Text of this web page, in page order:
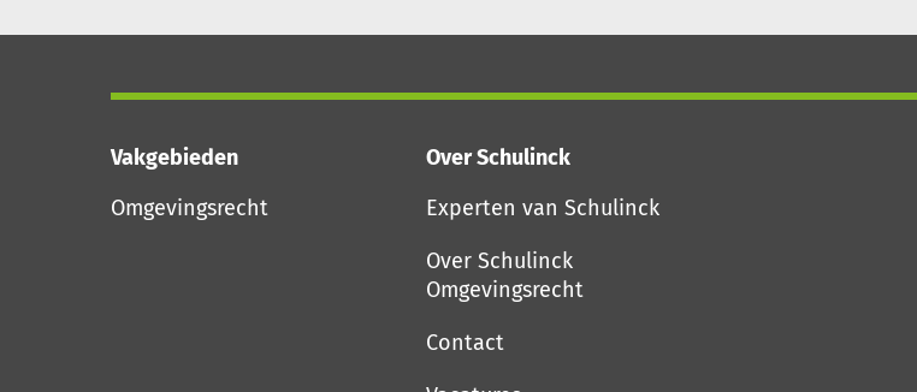
Vakgebieden
Omgevingsrecht
Over Schulinck
Experten van Schulinck
Over Schulinck
Omgevingsrecht
Contact